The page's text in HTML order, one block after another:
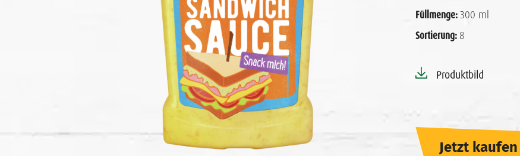
Füllmenge:300 ml
Sortierung: 8
Produktbild
Jetzt kaufen